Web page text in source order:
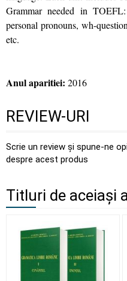
Grammar needed in
personal pronouns, wh-
etc.
Anul aparitiei: 2016
REVIEW-URI
Scrie un review și spune-ne
despre acest produs
Titluri de aceiași